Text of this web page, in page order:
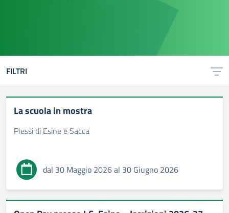
FILTRI
La scuola in mostra
Plessi di Esine e Sacca
dal 30 Maggio 2026 al 30 Giugno 2026